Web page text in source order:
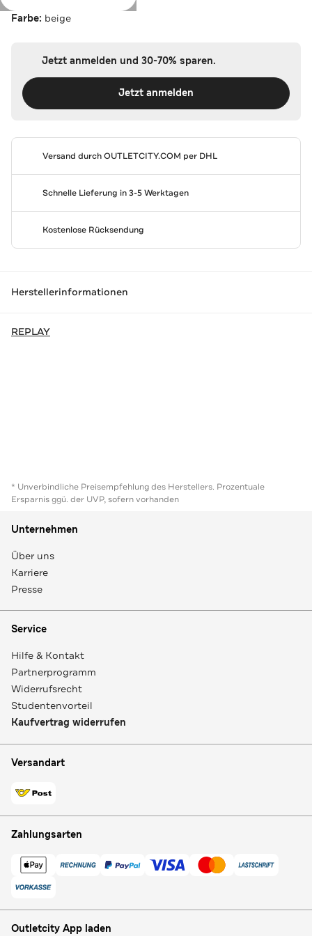
Farbe: beige
Jetzt anmelden und 30-70% sparen.
Jetzt anmelden
Versand durchOUTLETCITY.COM per DHL
Schnelle Lieferung in 3-5 Werktagen
Kostenlose Rücksendung
Herstellerinformationen
REPLAY
* Unverbindliche Preisempfehlung des Herstellers. Prozentuale
Ersparnis ggü. der UVP, sofern vorhanden
Unternehmen
Über uns
Karriere
Presse
Service
Hilfe & Kontakt
Partnerprogramm
Widerrufsrecht
Studentenvorteil
Kaufvertrag widerrufen
Versandart
Zahlungsarten
Outletcity App laden